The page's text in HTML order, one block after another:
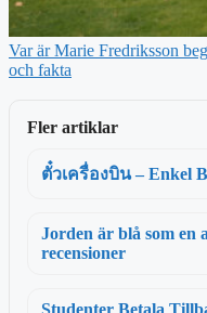
Var är Marie Fredriksson
och fakta
Fler artiklar
ตั๋วเครื่องบิน – Enkel
Jorden är blå som en
recensioner